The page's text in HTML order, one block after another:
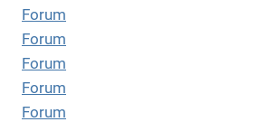
Forum
Forum
Forum
Forum
Forum